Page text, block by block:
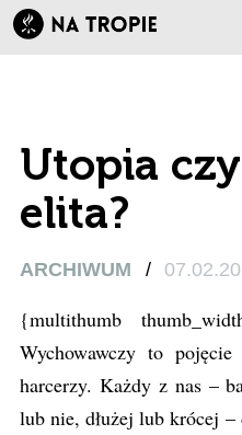
Utopia
elita?
ARCHIWUM /
{multithumb
Wychowawczy to
harcerzy. Każdy z nas –
lub nie, dłużej lub krócej –